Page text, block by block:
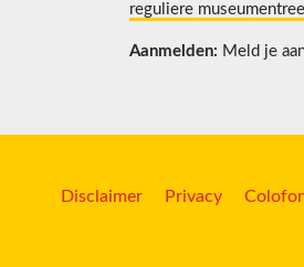
reguliere museumentree
Aanmelden: Meld je
Disclaimer Privacy